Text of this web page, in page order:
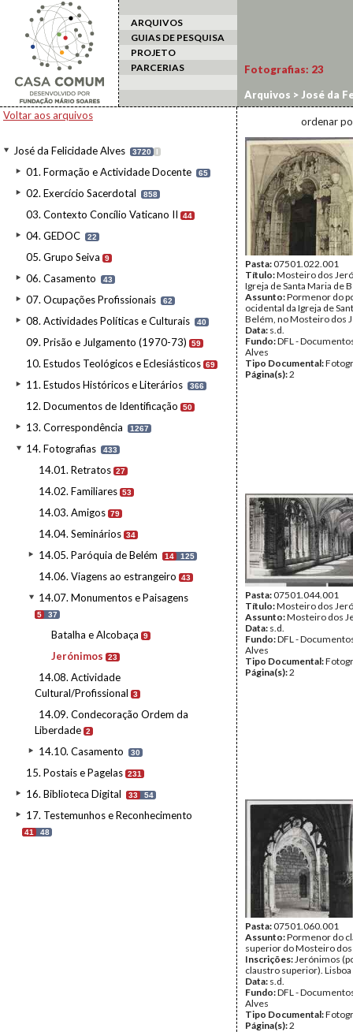
ARQUIVOS
GUIAS DE PESQUISA
PROJETO
PARCERIAS
Voltar aos arquivos
José da Felicidade Alves 3720 I
01. Formação e Actividade Docente 65
02. Exercício Sacerdotal 858
03. Contexto Concílio Vaticano II 44
04. GEDOC 22
05. Grupo Seiva 9
06. Casamento 43
07. Ocupações Profissionais 62
08. Actividades Políticas e Culturais 40
09. Prisão e Julgamento (1970-73) 59
10. Estudos Teológicos e Eclesiásticos 69
11. Estudos Históricos e Literários 366
12. Documentos de Identificação 50
13. Correspondência 1267
14. Fotografias 433
14.01. Retratos 27
14.02. Familiares 53
14.03. Amigos 79
14.04. Seminários 34
14.05. Paróquia de Belém 14 125
14.06. Viagens ao estrangeiro 43
14.07. Monumentos e Paisagens
5 37
Batalha e Alcobaça 9
Jerónimos 23
14.08. Actividade
Cultural/Profissional
3
14.09. Condecoração Ordem da
Liberdade 2
14.10. Casamento 30
15. Postais e Pagelas 231
16. Biblioteca Digital 33 54
17. Testemunhos e Reconhecimento
41 48
Fotografias: 23
Arquivos > José da
ordenar
Pasta:07501.022.001
Título:Mosteiro dos
Igreja de Santa Maria de
Assunto:Pormenor do
ocidental da Igreja de
Belém, no Mosteiro dos
Data: s.d.
Fundo:DFL -
Alves
Tipo Documental:
Página(s):2
Pasta:07501.044.001
Título:Mosteiro dos
Assunto:Mosteiro dos
Data: s.d.
Fundo:DFL -
Alves
Tipo Documental:
Página(s):2
Pasta:07501.060.001
Assunto:Pormenor do
superior do Mosteiro
Inscrições:Jerónimos
claustro superior). Lisboa
Data: s.d.
Fundo:DFL -
Alves
Tipo Documental:
Página(s):2